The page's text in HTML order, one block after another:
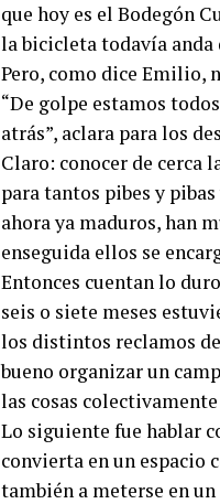
que hoy es el Bodegón
la bicicleta todavía anda
Pero, como dice Emilio,
“De golpe estamos
atrás”, aclara para los
Claro: conocer de cerca
para tantos pibes y
ahora ya maduros, han
enseguida ellos se
Entonces cuentan lo
seis o siete meses
los distintos reclamos
bueno organizar un
las cosas
Lo siguiente fue hablar
convierta en un espacio
también a meterse en